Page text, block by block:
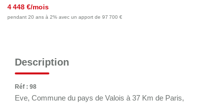
4 448 €/mois
pendant 20 ans à 2% avec un apport de 97 700 €
Description
Réf : 98
Eve, Commune du pays de Valois à 37 Km de Paris,